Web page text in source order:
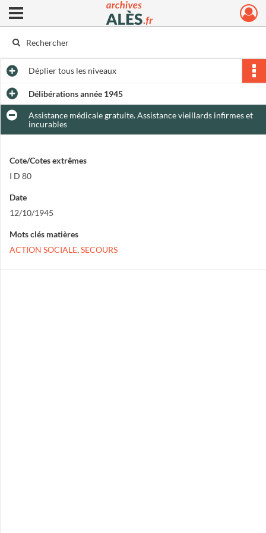
Archives municipales d'Alès
Ouvrir le menu déroulant
Dépliertous les niveaux
Délibérations année 1945
Assistance médicale gratuite. Assistance vieillards infirmes et
incurables
Cote/Cotes extrêmes
I D 80
Date
12/10/1945
Mots clés matières
ACTION SOCIALE,SECOURS